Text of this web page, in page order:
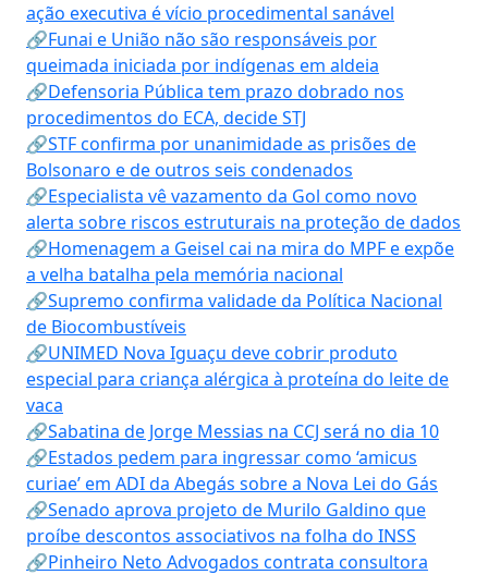
ação executiva é vício procedimental sanável
🔗Funai e União não são responsáveis por
queimada iniciada por indígenas em aldeia
🔗Defensoria Pública tem prazo dobrado nos
procedimentos do ECA, decide STJ
🔗STF confirma por unanimidade as prisões de
Bolsonaro e de outros seis condenados
🔗Especialista vê vazamento da Gol como novo
alerta sobre riscos estruturais na proteção de dados
🔗Homenagem a Geisel cai na mira do MPF e expõe
a velha batalha pela memória nacional
🔗Supremo confirma validade da Política Nacional
de Biocombustíveis
🔗UNIMED Nova Iguaçu deve cobrir produto
especial para criança alérgica à proteína do leite de
vaca
🔗Sabatina de Jorge Messias na CCJ será no dia 10
🔗Estados pedem para ingressar como ‘amicus
curiae’ em ADI da Abegás sobre a Nova Lei do Gás
🔗Senado aprova projeto de Murilo Galdino que
proíbe descontos associativos na folha do INSS
🔗Pinheiro Neto Advogados contrata consultora